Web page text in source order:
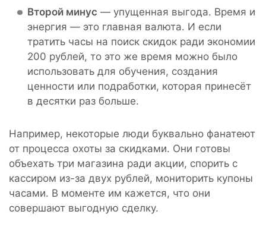
Второй минус — упущенная выгода. Время и
энергия — это главная валюта. И если
тратить часы на поиск скидок ради экономии
200 рублей, то это же время можно было
использовать для обучения, создания
ценности или подработки, которая принесёт
в десятки раз больше.
Например, некоторые люди буквально фанатеют
от процесса охоты за скидками. Они готовы
объехать три магазина ради акции, спорить с
кассиром из-за двух рублей, мониторить купоны
часами. В моменте им кажется, что они
совершают выгодную сделку.